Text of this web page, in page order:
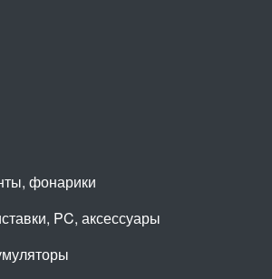
фонарики
PC, аксессуары